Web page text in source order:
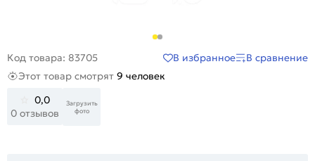
Код товара: 83705 В избранное
В сравнение
Этот товар смотрят 9 человек
0,0
0 отзывов
Загрузить
фото